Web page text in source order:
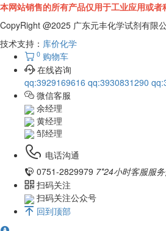
本网站销售的所有产品仅用于工业应用或
CopyRight @2025 广东元丰化学试剂有
技术支持： 库价化学
0 购物车
在线咨询
qq:3929169616 qq:3930831290
微信客服
余经理
黄经理
邹经理
电话沟通
0751-2829979 7*24小时客服服
扫码关注
扫码关注公众号
回到顶部